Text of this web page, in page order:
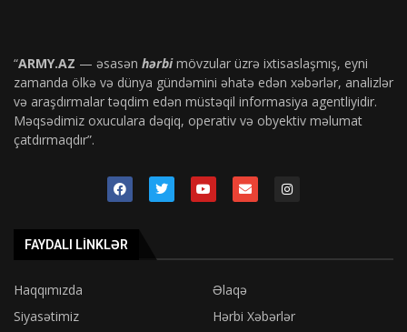
“ARMY.AZ — əsasən hərbimövzular üzrə ixtisaslaşmış, eyni
zamanda ölkə və dünya gündəmini əhatə edən xəbərlər, analizlər
və araşdırmalar təqdim edən müstəqil informasiya agentliyidir.
Məqsədimiz oxuculara dəqiq, operativ və obyektiv məlumat
çatdırmaqdır”.
FAYDALI LINKLƏR
Haqqımızda
Əlaqə
Siyasətimiz
Hərbi Xəbərlər